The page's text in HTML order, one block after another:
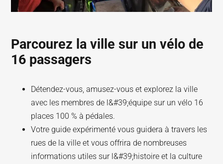
Parcourez la ville sur un vélo de
16 passagers
Détendez-vous, amusez-vous et explorez la ville
avec les membres de l&#39;équipe sur un vélo 16
places 100 % à pédales.
Votre guide expérimenté vous guidera à travers les
rues de la ville et vous offrira de nombreuses
informations utiles sur l&#39;histoire et la culture